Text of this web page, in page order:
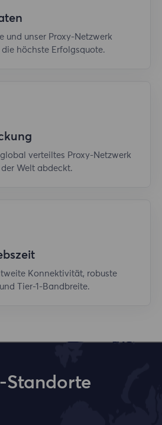
und unser Proxy-Netzwerk
höchste Erfolgsquote.
verteiltes Proxy-Netzwerk
Welt abdeckt.
Konnektivität, robuste
Tier-1-Bandbreite.
Standorte